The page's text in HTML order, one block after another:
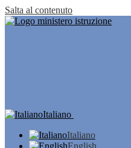
Salta al contenuto
Italiano
Italiano
English